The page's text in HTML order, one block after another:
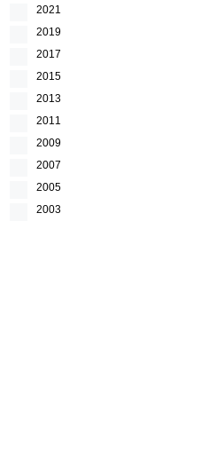
2021
2019
2017
2015
2013
2011
2009
2007
2005
2003